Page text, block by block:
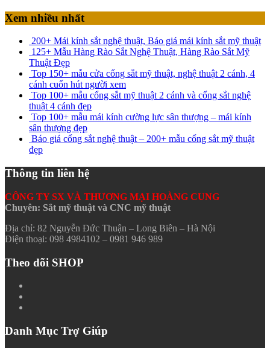
Xem nhiều nhất
200+ Mái kính sắt nghệ thuật, Báo giá mái kính sắt mỹ thuật
125+ Mẫu Hàng Rào Sắt Nghệ Thuật, Hàng Rào Sắt Mỹ
Thuật Đẹp
Top 150+ mẫu cửa cổng sắt mỹ thuật, nghệ thuật 2 cánh, 4
cánh cuốn hút người xem
Top 100+ mẫu cổng sắt mỹ thuật 2 cánh và cổng sắt nghệ
thuật 4 cánh đẹp
Top 100+ mẫu mái kính cường lực sân thượng – mái kính
sân thượng đẹp
Báo giá cổng sắt nghệ thuật – 200+ mẫu cổng sắt mỹ thuật
đẹp
Thông tin liên hệ
CÔNG TY SX VÀ THƯƠNG MẠI HOÀNG CUNG
Chuyên: Sắt mỹ thuật và CNC mỹ thuật
Địa chỉ: 82 Nguyễn Đức Thuận – Long Biên – Hà Nội
Điện thoại: 098 4984102 – 0981 946 989
Theo dõi SHOP
Danh Mục Trợ Giúp